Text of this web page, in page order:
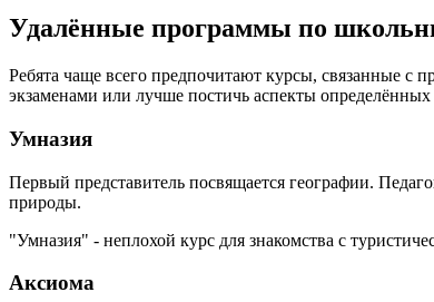
Удалённые программы по
Ребята чаще всего предпочитают курсы, связанные
экзаменами или лучше постичь аспекты определённых
Умназия
Первый представитель посвящается географии.
природы.
"Умназия" - неплохой курс для знакомства с
Аксиома